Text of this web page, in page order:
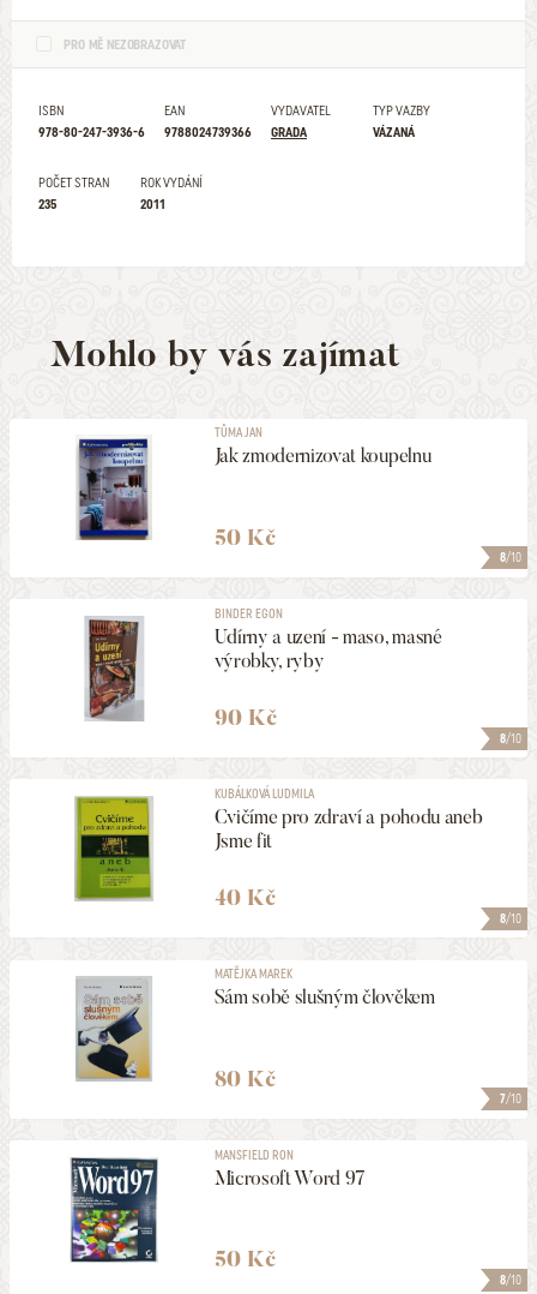
PRO MĚ NEZOBRAZOVAT
ISBN
978-80-247-3936-6
EAN
9788024739366
VYDAVATEL
GRADA
TYP VAZBY
VÁZANÁ
POČET STRAN
235
ROK VYDÁNÍ
2011
Mohlo by vás zajímat
8/10
TŮMA JAN
Jak zmodernizovat koupelnu
50 Kč
8/10
BINDER EGON
Udírny a uzení - maso, masné
výrobky, ryby
90 Kč
8/10
KUBÁLKOVÁ LUDMILA
Cvičíme pro zdraví a pohodu aneb
Jsme fit
40 Kč
7/10
MATĚJKA MAREK
Sám sobě slušným člověkem
80 Kč
8/10
MANSFIELD RON
Microsoft Word 97
50 Kč